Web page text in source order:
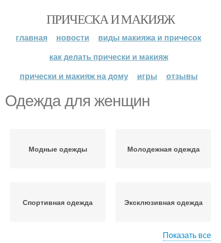
ПРИЧЕСКА И МАКИЯЖ
главная новости
виды макияжа и причесок
как делать прически и макияж
прически и макияж на дому
игры отзывы
Одежда для женщин
Модные одежды Молодежная одежда
Спортивная одежда Эксклюзивная одежда
Показать все